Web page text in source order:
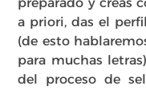
preparado y creas
a priori, das el
(de esto
para muchas
del proceso de